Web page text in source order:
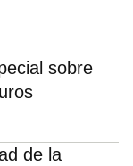
sobre
de la